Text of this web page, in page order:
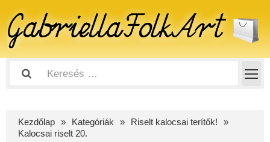
Kezdőlap Kategóriák
Riselt kalocsai terítők!
Kalocsai riselt 20.